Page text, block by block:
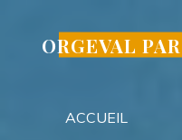
ORGEVAL
ACCUEIL